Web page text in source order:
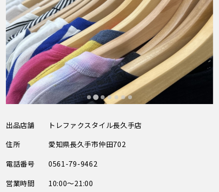
出品店舗
トレファクスタイル長久手店
住所
愛知県長久手市仲田702
電話番号
0561-79-9462
営業時間
10:00～21:00